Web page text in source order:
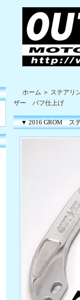
ホーム ＞ ステアリ
ザー バフ仕上げ
▼ 2016 GROM ス